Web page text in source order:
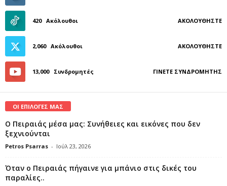
420 Ακόλουθοι ΑΚΟΛΟΥΘΉΣΤΕ
2,060 Ακόλουθοι ΑΚΟΛΟΥΘΉΣΤΕ
13,000 Συνδρομητές ΓΊΝΕΤΕ ΣΥΝΔΡΟΜΗΤΉΣ
ΟΙ ΕΠΙΛΟΓΕΣ ΜΑΣ
Ο Πειραιάς μέσα μας: Συνήθειες και εικόνες που δεν
ξεχνιούνται
Petros Psarras - Ιούλ 23, 2026
Όταν ο Πειραιάς πήγαινε για μπάνιο στις δικές του
παραλίες..